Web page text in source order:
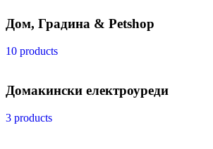
Дом, Градина & Petshop
10 products
Домакински електроуреди
3 products